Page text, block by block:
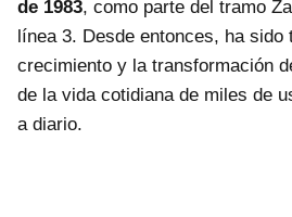
de 1983, como parte del tramo
línea 3. Desde entonces, ha sido
crecimiento y la transformación
de la vida cotidiana de miles de
a diario.